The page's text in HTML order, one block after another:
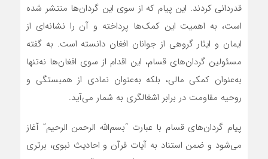
قدردانی کردند. این پیام که از سوی این گردان‌ها منتشر شده
است، به اهمیت این کمک‌ها پرداخته و آن را نشانه‌ای از
ایمان و ایثار گروهی از جوانان افغان دانسته است. به گفته
مسئولین گردان‌های قسام، این اقدام از سوی افغان‌ها نه‌تنها
به‌عنوان کمکی مالی، بلکه به‌عنوان نمادی از همبستگی و
روحیه مقاومت در برابر اشغالگری به شمار می‌آید.
پیام گردان‌های قسام با عبارت “بسم‌الله الرحمن الرحیم” آغاز
می‌شود و ضمن استناد به آیات قرآن و احادیث نبوی، برتری